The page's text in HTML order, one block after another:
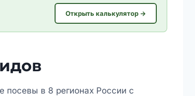
Открыть калькулятор →
в 8 регионах России с